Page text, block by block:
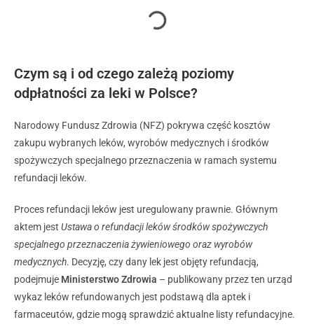
Czym są i od czego zależą poziomy
odpłatności za leki w Polsce?
Narodowy Fundusz Zdrowia (NFZ) pokrywa część kosztów
zakupu wybranych leków, wyrobów medycznych i środków
spożywczych specjalnego przeznaczenia w ramach systemu
refundacji leków.
Proces refundacji leków jest uregulowany prawnie. Głównym
aktem jest Ustawa o refundacji leków środków spożywczych
specjalnego przeznaczenia żywieniowego oraz wyrobów
medycznych. Decyzję, czy dany lek jest objęty refundacją,
podejmuje Ministerstwo Zdrowia – publikowany przez ten urząd
wykaz leków refundowanych jest podstawą dla aptek i
farmaceutów, gdzie mogą sprawdzić aktualne listy refundacyjne.